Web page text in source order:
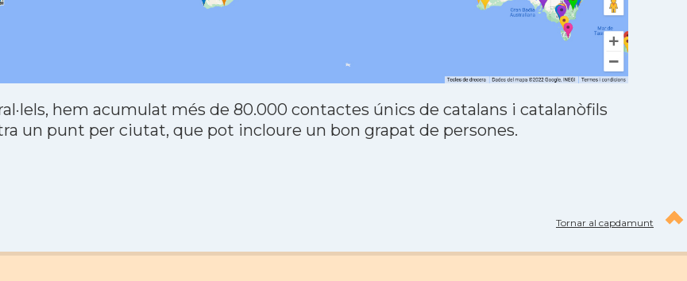
hem acumulat més de 80.000 contactes únics de catalans i catalanòfils
un punt per ciutat, que pot incloure un bon grapat de persones.
Tornar al capdamunt